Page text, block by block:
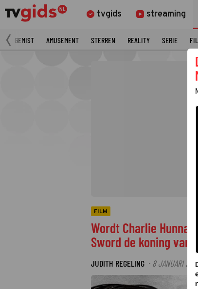
tvgids streaming
GEMIST AMUSEMENT STERREN REALITY SERIE
FILM
Wordt Charlie
Sword de koning van
JUDITH REGELING · 8 JANUARI